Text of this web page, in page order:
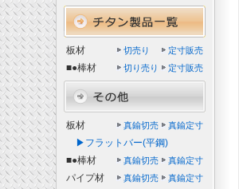
板材 切売り 定寸販売
■●棒材 切り売り 定寸販売
板材 真鍮切売 真鍮定寸
▶フラットバー(平鋼)
■●棒材
真鍮切売 真鍮定寸
パイプ材 真鍮切売 真鍮定寸